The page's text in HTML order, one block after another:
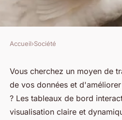
Tableau de bord
l'outil de gestion
indispensable
Accueil›Société
Vous cherchez un moyen de
de vos données et
? Les tableaux de bord
visualisation claire et